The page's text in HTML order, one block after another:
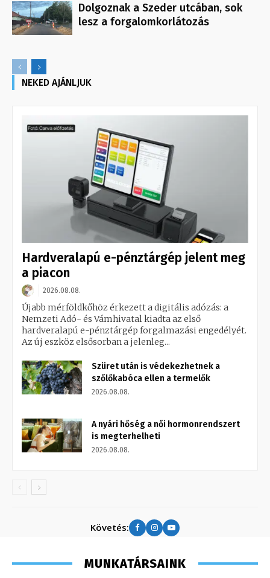
Dolgoznak a Szeder utcában, sok
lesz a forgalomkorlátozás
NEKED AJÁNLJUK
Hardveralapú e-pénztárgép jelent meg
a piacon
2026.08.08.
Újabb mérföldkőhöz érkezett a digitális adózás: a
Nemzeti Adó- és Vámhivatal kiadta az első
hardveralapú e-pénztárgép forgalmazási engedélyét.
Az új eszköz elsősorban a jelenleg...
Szüret után is védekezhetnek a
szőlőkabóca ellen a termelők
2026.08.08.
A nyári hőség a női hormonrendszert
is megterhelheti
2026.08.08.
Követés:
MUNKATÁRSAINK